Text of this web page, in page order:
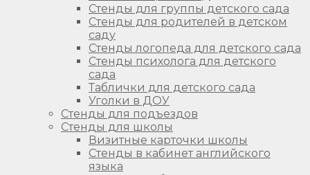
Стенды для группы детского сада
Стенды для родителей в детском
саду
Стенды логопеда для детского сада
Стенды психолога для детского
сада
Таблички для детского сада
Уголки в ДОУ
Стенды для подъездов
Стенды для школы
Визитные карточки школы
Стенды в кабинет английского
языка